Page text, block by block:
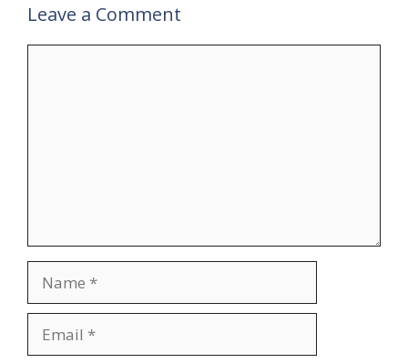
Leave a Comment